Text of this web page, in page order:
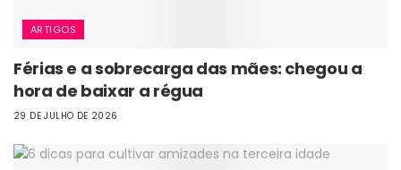
ARTIGOS
Férias e a sobrecarga das mães: chegou a
hora de baixar a régua
29 DE JULHO DE 2026